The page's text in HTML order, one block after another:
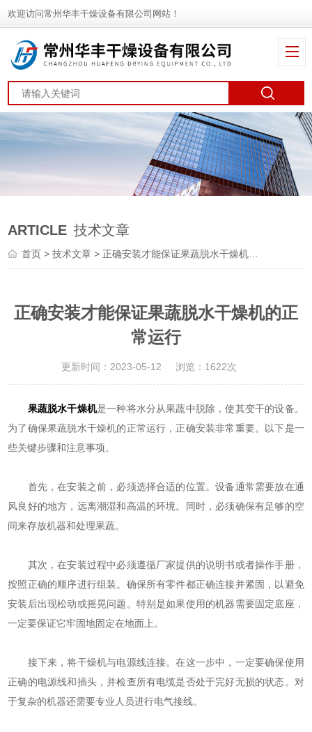
欢迎访问常州华丰干燥设备有限公司网站！
ARTICLE 技术文章
首页 >技术文章 > 正确安装才能保证果蔬脱水干燥机的正常运行
正确安装才能保证果蔬脱水干燥机的正
常运行
更新时间：2023-05-12 浏览：1622次
果蔬脱水干燥机是一种将水分从果蔬中脱除，使其变干的设备。
为了确保果蔬脱水干燥机的正常运行，正确安装非常重要。以下是一
些关键步骤和注意事项。
首先，在安装之前，必须选择合适的位置。设备通常需要放在通
风良好的地方，远离潮湿和高温的环境。同时，必须确保有足够的空
间来存放机器和处理果蔬。
其次，在安装过程中必须遵循厂家提供的说明书或者操作手册，
按照正确的顺序进行组装。确保所有零件都正确连接并紧固，以避免
安装后出现松动或摇晃问题。特别是如果使用的机器需要固定底座，
一定要保证它牢固地固定在地面上。
接下来，将干燥机与电源线连接。在这一步中，一定要确保使用
正确的电源线和插头，并检查所有电缆是否处于完好无损的状态。对
于复杂的机器还需要专业人员进行电气接线。